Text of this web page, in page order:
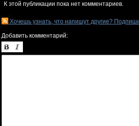
К этой публикации пока нет комментариев.
Хочешь узнать, что напишут другие?
Добавить комментарий: